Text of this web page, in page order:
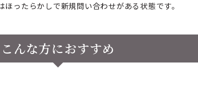
ったらかしで新規問い合わせがある状態です。
こんな方におすすめ